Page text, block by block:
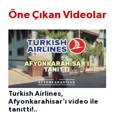
Öne Çıkan Videolar
Turkish Airlines,
Afyonkarahisar'ı video ile
tanıttı!..